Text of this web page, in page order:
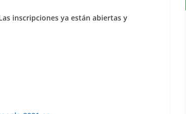
inscripciones ya están abiertas y